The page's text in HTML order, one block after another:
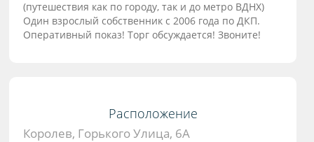
(путешествия как по городу, так и до метро ВДНХ)
Один взрослый собственник с 2006 года по ДКП.
Оперативный показ! Торг обсуждается! Звоните!
Расположение
Королев, Горького Улица, 6А